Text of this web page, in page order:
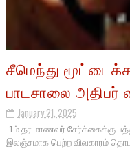
சீமெந்து
பாடசாலை அதிபர்
January 21, 2025
1ம் தர மாணவர் சேர்க்கைக்கு
இலஞ்சமாக பெற்ற விவகாரம்